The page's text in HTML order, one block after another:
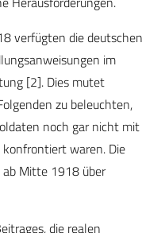
verfügten die deutschen
im
[2]. Dies mutet
zu beleuchten,
noch gar nicht mit
waren. Die
Mitte 1918 über
die realen